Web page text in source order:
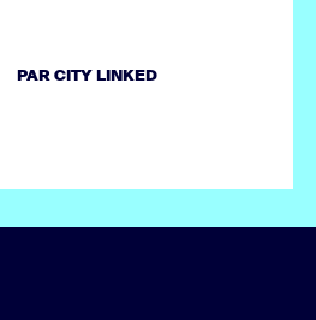
PARCITY LINKED